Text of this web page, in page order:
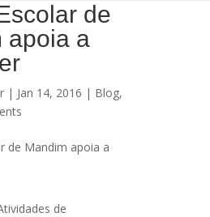
de
apoia a
| Jan 14, 2016 | Blog,
de